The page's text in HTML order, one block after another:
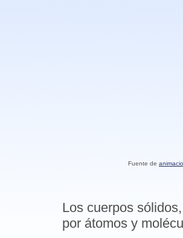
Fuente de
Los cuerpos
por átomos y